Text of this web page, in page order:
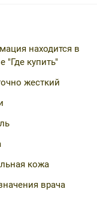
находится в
"Где купить"
жесткий
кожа
врача